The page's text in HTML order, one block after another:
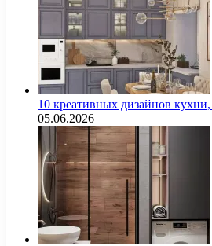
10 креативных дизайнов
05.06.2026